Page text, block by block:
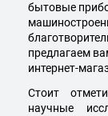
бытовые
предлагаем
интернет-
Стоит
научные